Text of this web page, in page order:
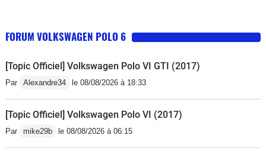
FORUM VOLKSWAGEN POLO 6
[Topic Officiel] Volkswagen Polo VI GTI (2017)
Par Alexandre34 le 08/08/2026 à 18:33
[Topic Officiel] Volkswagen Polo VI (2017)
Par mike29b le 08/08/2026 à 06:15